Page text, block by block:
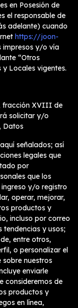
en Posesión de
el responsable de
adelante) cuando
https://joon-
impresos y/o vía
“Otros
Locales vigentes.
fracción XVIII de
solicitar y/o
Datos
señalados; así
legales que
por
que los
y/o registro
operar, mejorar,
productos y
incluso por correo
y usos;
entre otros,
o personalizar el
nuestros
enviarle
consideremos de
productos y
en línea,